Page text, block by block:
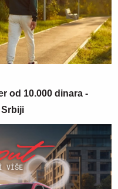
od 10.000 dinara -